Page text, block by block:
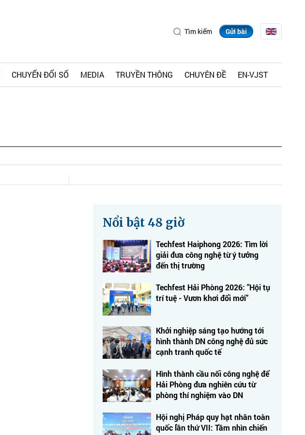
Tìm kiếm Gửi bài
CHUYỂN ĐỔI SỐ MEDIA TRUYỀN THÔNG CHUYÊN ĐỀ EN-VJST
Nổi bật 48 giờ
Techfest Haiphong 2026: Tìm lời
giải đưa công nghệ từ ý tưởng
đến thị trường
Techfest Hải Phòng 2026: "Hội tụ
trí tuệ - Vươn khơi đổi mới"
Khởi nghiệp sáng tạo hướng tới
hình thành DN công nghệ đủ sức
cạnh tranh quốc tế
Hình thành cầu nối công nghệ để
Hải Phòng đưa nghiên cứu từ
phòng thí nghiệm vào DN
Hội nghị Pháp quy hạt nhân toàn
quốc lần thứ VII: Tầm nhìn chiến